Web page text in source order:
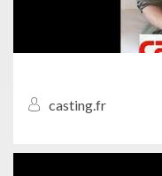
casting.fr